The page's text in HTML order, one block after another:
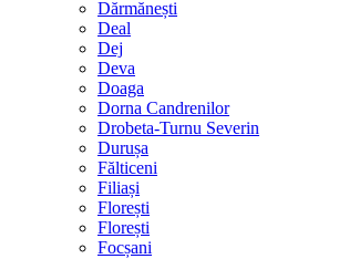
Dărmănești
Deal
Dej
Deva
Doaga
Dorna Candrenilor
Drobeta-Turnu Severin
Durușa
Fălticeni
Filiași
Florești
Florești
Focșani